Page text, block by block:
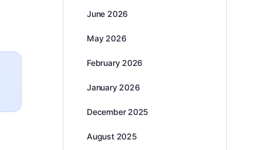
June 2026
May 2026
February 2026
January 2026
December 2025
August 2025